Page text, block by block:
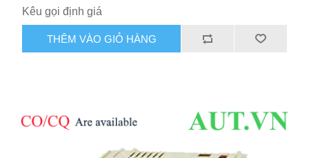
Kêu gọi định giá
THÊM VÀO GIỎ HÀNG